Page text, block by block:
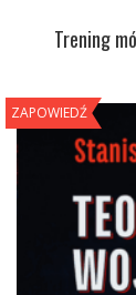
Trening
ZAPOWIEDŹ